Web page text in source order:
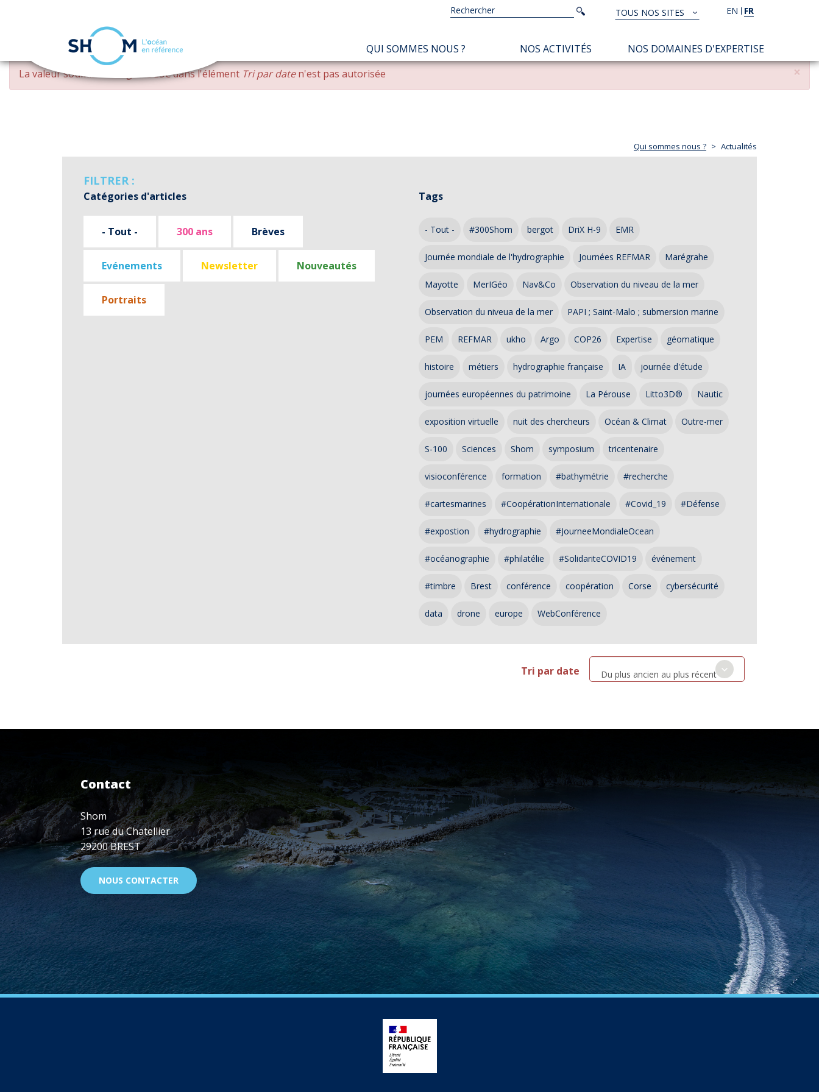
Aller
contenu
EN FR
TOUS
NOS
SITES
TOUS NOS SITES
Rechercher
Rechercher
NAVIGATION
PRINCIPALE
QUI SOMMES NOUS ? NOS ACTIVITÉS NOS DOMAINES D'EXPERTISE
×
MESSAGE
D'ERREUR
La valeur soumise changed DESCdans l'élément Tri par daten'est pas autorisée
Qui sommes nous ? Actualités
FILTRER :
Catégories d'articles
- Tout - 300 ans Brèves
Evénements Newsletter Nouveautés
Portraits
Tags
- Tout - #300Shom bergot DriX H-9 EMR
Journée mondiale de l'hydrographie Journées REFMAR Marégrahe
Mayotte MerIGéo Nav&Co Observation du niveau de la mer
Observation du niveua de la mer PAPI ; Saint-Malo ; submersion marine
PEM REFMAR ukho Argo COP26 Expertise géomatique
histoire métiers hydrographie française IA journée d'étude
journées européennes du patrimoine La Pérouse Litto3D® Nautic
exposition virtuelle nuit des chercheurs Océan & Climat Outre-mer
S-100 Sciences Shom symposium tricentenaire
visioconférence formation #bathymétrie #recherche
#cartesmarines #CoopérationInternationale #Covid_19 #Défense
#expostion #hydrographie #JourneeMondialeOcean
#océanographie #philatélie #SolidariteCOVID19 événement
#timbre Brest conférence coopération Corse cybersécurité
data drone europe WebConférence
Tri par date Du plus ancien au plus récent
Contact
Shom
13 rue du Chatellier
29200 BREST
NOUS CONTACTER